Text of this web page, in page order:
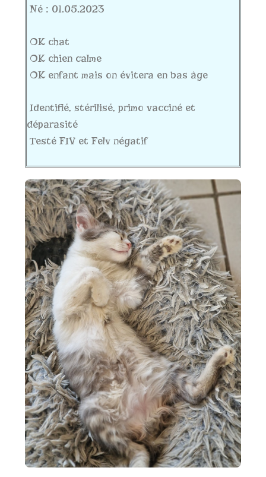
Né : 01.05.2023
OK chat
OK chien calme
OK enfant mais on évitera en bas âge
Identifié, stérilisé, primo vacciné et
déparasité
Testé FIV et Felv négatif